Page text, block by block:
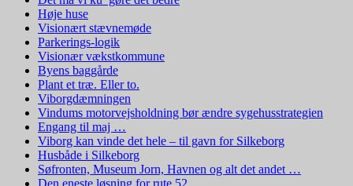
Høje huse
Visionært stævnemøde
Parkerings-logik
Visionær vækstkommune
Byens baggårde
Plant et træ. Eller to.
Viborgdæmningen
Vindums motorvejsholdning bør ændre sygehusstrategien
Engang til maj …
Viborg kan vinde det hele – til gavn for Silkeborg
Husbåde i Silkeborg
Søfronten, Museum Jorn, Havnen og alt det andet …
Den eneste løsning for rute 52